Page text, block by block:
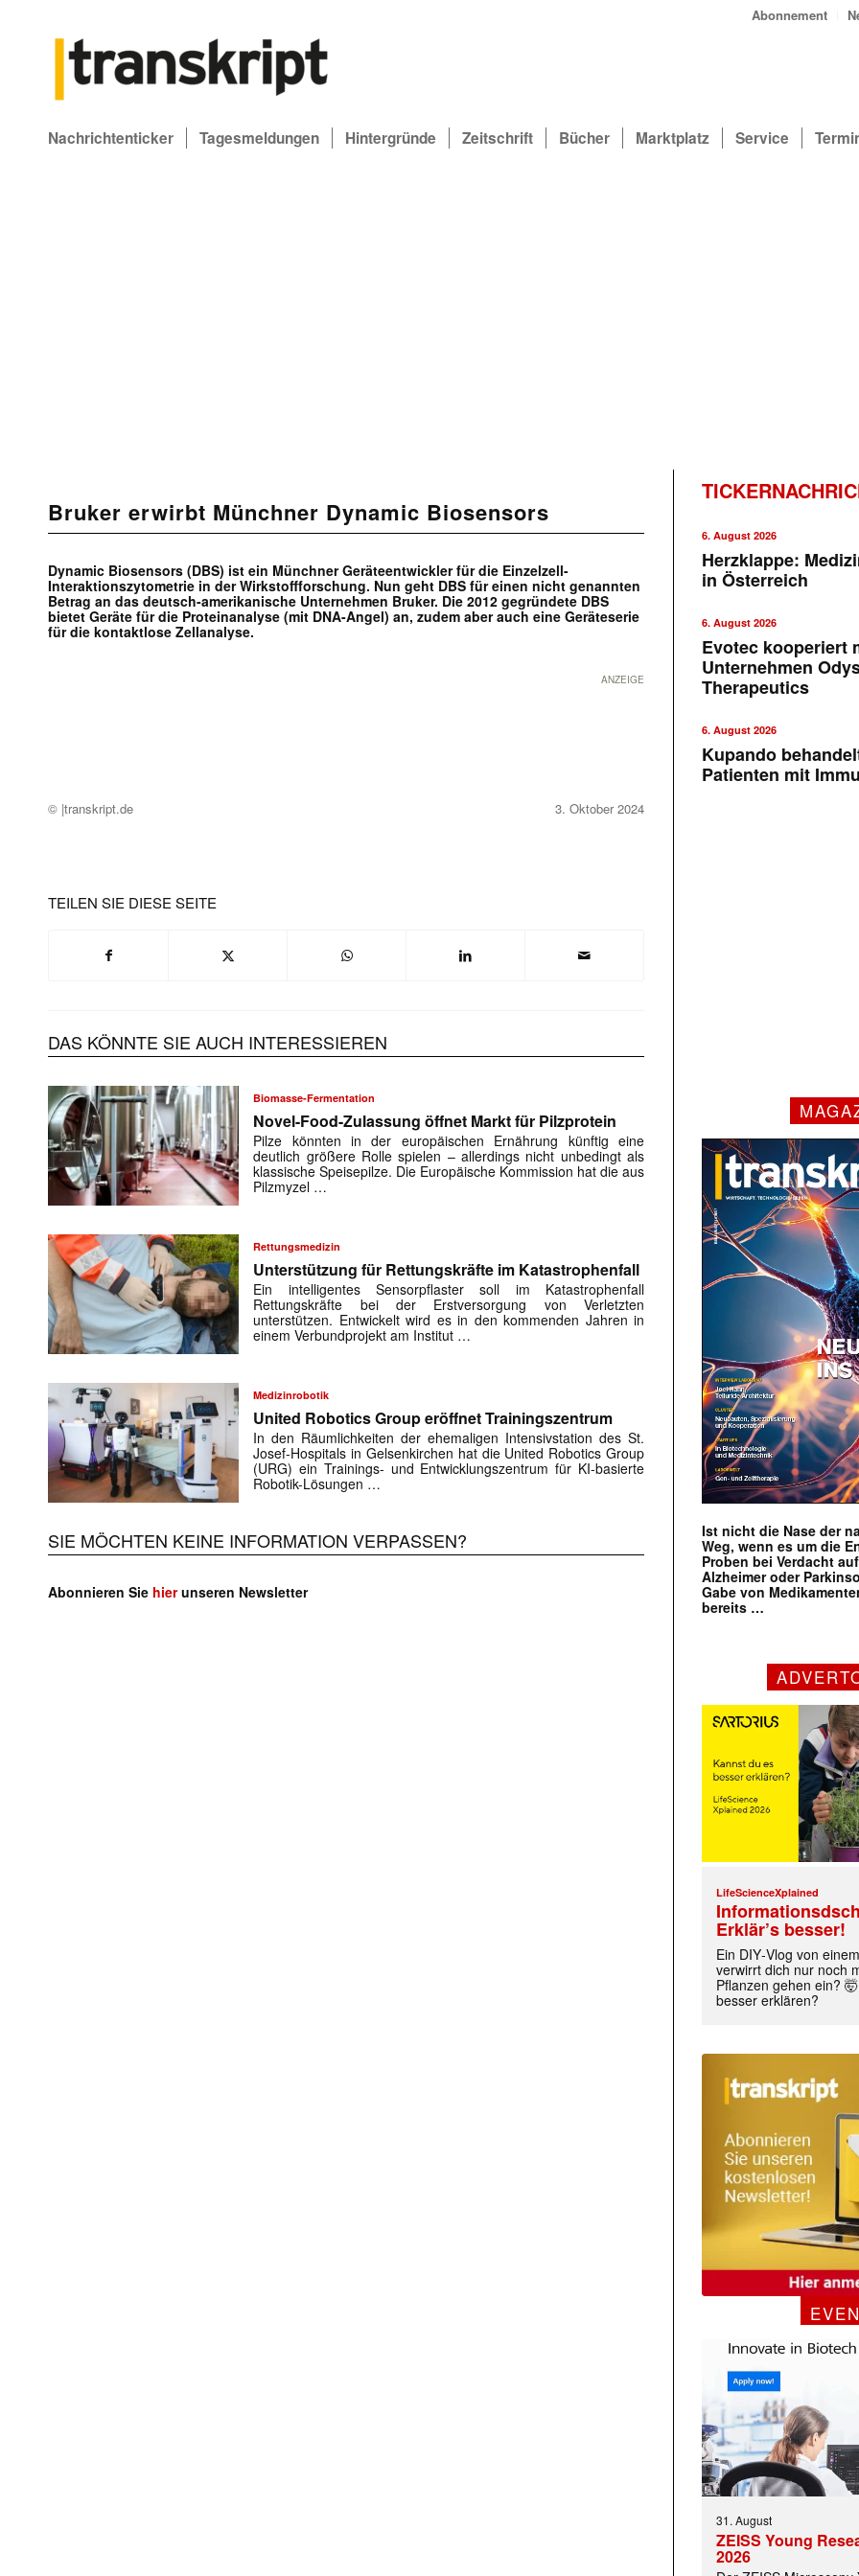
Abonnement
Nachrichtenticker Tagesmeldungen Hintergründe Zeitschrift Bücher Marktplatz Service
Bruker erwirbt Münchner Dynamic Biosensors
Dynamic Biosensors (DBS) ist ein Münchner Geräteentwickler für die Einzelzell-
Interaktionszytometrie in der Wirkstoffforschung. Nun geht DBS für einen nicht genannten
Betrag an das deutsch-amerikanische Unternehmen Bruker. Die 2012 gegründete DBS
bietet Geräte für die Proteinanalyse (mit DNA-Angel) an, zudem aber auch eine Geräteserie
für die kontaktlose Zellanalyse.
ANZEIGE
© |transkript.de 3. Oktober 2024
TEILEN SIE DIESE SEITE
DAS KÖNNTE SIE AUCH INTERESSIEREN
Biomasse-Fermentation
Novel-Food-Zulassung öffnet Markt für Pilzprotein
Pilze könnten in der europäischen Ernährung künftig eine
deutlich größere Rolle spielen – allerdings nicht unbedingt als
klassische Speisepilze. Die Europäische Kommission hat die aus
Pilzmyzel …
Rettungsmedizin
Unterstützung für Rettungskräfte im Katastrophenfall
Ein intelligentes Sensorpflaster soll im Katastrophenfall
Rettungskräfte bei der Erstversorgung von Verletzten
unterstützen. Entwickelt wird es in den kommenden Jahren in
einem Verbundprojekt am Institut …
Medizinrobotik
United Robotics Group eröffnet Trainingszentrum
In den Räumlichkeiten der ehemaligen Intensivstation des St.
Josef-Hospitals in Gelsenkirchen hat die United Robotics Group
(URG) ein Trainings- und Entwicklungszentrum für KI-basierte
Robotik-Lösungen …
SIE MÖCHTEN KEINE INFORMATION VERPASSEN?
Abonnieren Sie hierunseren Newsletter
6. August 2026
Herzklappe:
in Österreich
6. August 2026
Evotec kooperiert
Unternehmen
Therapeutics
6. August 2026
Kupando
Patienten mit
Ist nicht die Nase der
Weg, wenn es um die
Proben bei Verdacht
Alzheimer oder
Gabe von
bereits …
LifeScienceXplained
Erklär’s besser!
Ein DIY‑Vlog von
verwirrt dich nur noch
Pflanzen gehen ein?
besser erklären?
31. August
ZEISS Young
2026